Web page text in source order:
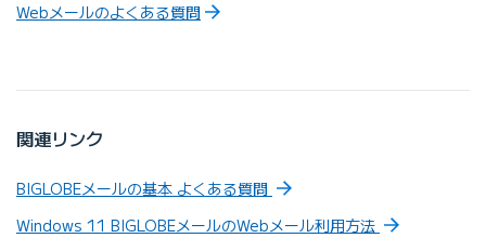
Webメールのよくある質問
関連リンク
BIGLOBEメールの基本 よくある質問
Windows 11 BIGLOBEメールのWebメール利用方法